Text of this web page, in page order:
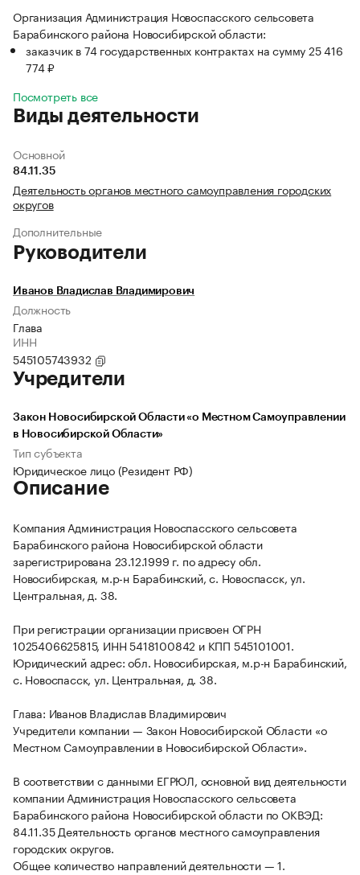
Организация Администрация Новоспасского сельсовета
Барабинского района Новосибирской области:
заказчик в 74 государственных контрактах на сумму 25 416
774 ₽
Посмотреть все
Виды деятельности
Основной
84.11.35
Деятельность органов местного самоуправления городских
округов
Дополнительные
Руководители
Иванов Владислав Владимирович
Должность
Глава
ИНН
545105743932
Учредители
Закон Новосибирской Области «о Местном Самоуправлении
в Новосибирской Области»
Тип субъекта
Юридическое лицо (Резидент РФ)
Описание
Компания Администрация Новоспасского сельсовета
Барабинского района Новосибирской области
зарегистрирована 23.12.1999 г. по адресу обл.
Новосибирская, м.р-н Барабинский, с. Новоспасск, ул.
Центральная, д. 38.
При регистрации организации присвоен ОГРН
1025406625815, ИНН 5418100842 и КПП 545101001.
Юридический адрес: обл. Новосибирская, м.р-н Барабинский,
с. Новоспасск, ул. Центральная, д. 38.
Глава: Иванов Владислав Владимирович
Учредители компании — Закон Новосибирской Области «о
Местном Самоуправлении в Новосибирской Области».
В соответствии с данными ЕГРЮЛ, основной вид деятельности
компании Администрация Новоспасского сельсовета
Барабинского района Новосибирской области по ОКВЭД:
84.11.35 Деятельность органов местного самоуправления
городских округов.
Общее количество направлений деятельности — 1.